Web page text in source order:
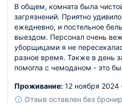
В общем, комната была
загрязнений. Приятно
ежедневно, и постельное
выездом. Персонал очень
уборщицами я не
разное время. Также в день
помогла с чемоданом - это
Проживание: 12 ноября 2024
Отзыв оставлен без